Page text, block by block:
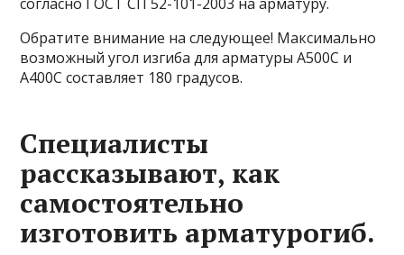
Обратите внимание на следующее! Максимально
возможный угол изгиба для арматуры A500C и
A400C составляет 180 градусов.
Специалисты
рассказывают, как
самостоятельно
изготовить арматурогиб.